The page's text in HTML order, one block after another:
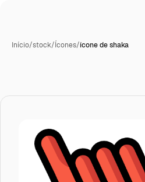
Início/stock/Ícones/ícone de shaka